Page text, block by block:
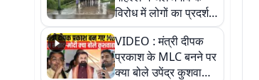
विरोध में लोगों का प्रदर्शन,
स्थायी समाधान की मांग
VIDEO : मंत्री दीपक
प्रकाश के MLC बनने पर
क्या बोले उपेंद्र कुशवाहा,